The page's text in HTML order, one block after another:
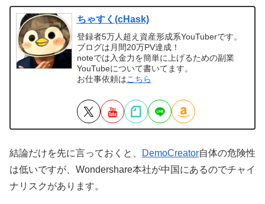
ちゃすく(cHask)
登録者5万人超え資産形成系YouTuberです。
ブログは月間20万PV達成！
noteでは入金力を簡単に上げるための副業
YouTubeについて書いてます。
お仕事依頼はこちら
結論だけを先に言っておくと、 DemoCreator自体の危険性
は低いですが、Wondershare本社が中国にあるのでチャイ
ナリスクがあります。